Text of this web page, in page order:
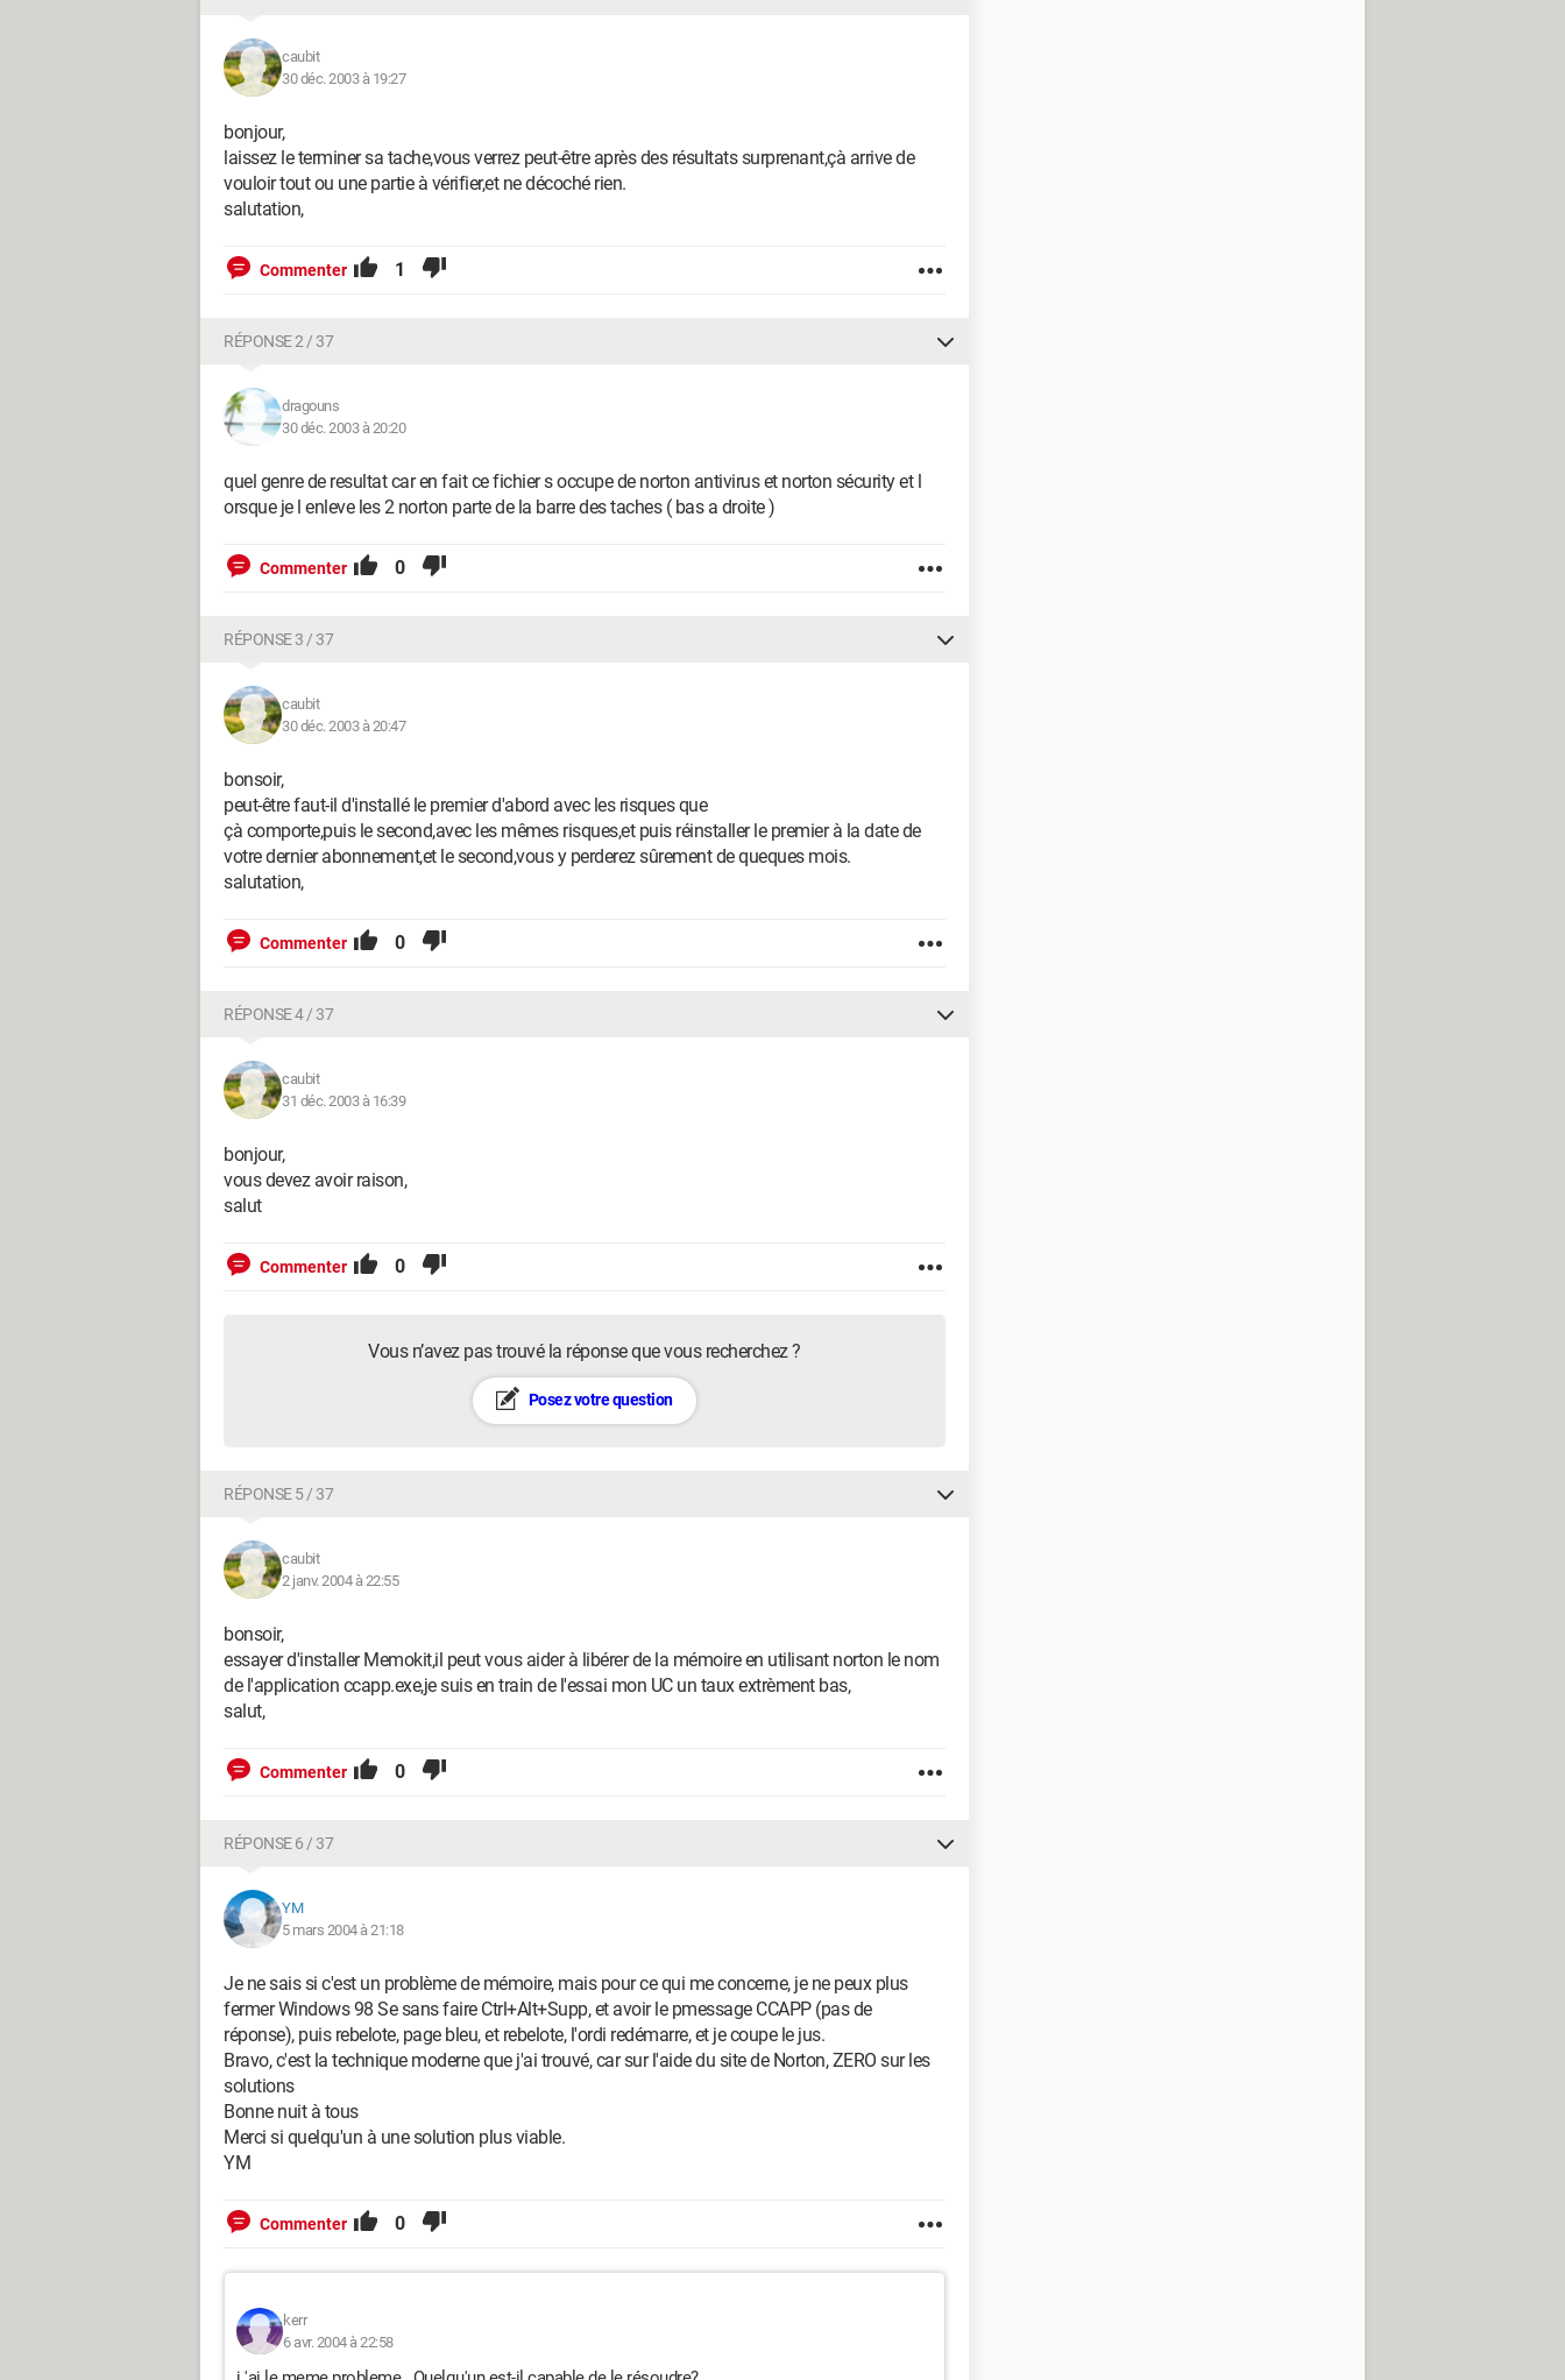
caubit
30 déc. 2003 à 19:27
bonjour,
laissez le terminer sa tache,vous verrez peut-être après des résultats surprenant,çà arrive de
vouloir tout ou une partie à vérifier,et ne décoché rien.
salutation,
Commenter 1
RÉPONSE 2 / 37
dragouns
30 déc. 2003 à 20:20
quel genre de resultat car en fait ce fichier s occupe de norton antivirus et norton sécurity et l
orsque je l enleve les 2 norton parte de la barre des taches ( bas a droite )
Commenter 0
RÉPONSE 3 / 37
caubit
30 déc. 2003 à 20:47
bonsoir,
peut-être faut-il d'installé le premier d'abord avec les risques que
çà comporte,puis le second,avec les mêmes risques,et puis réinstaller le premier à la date de
votre dernier abonnement,et le second,vous y perderez sûrement de queques mois.
salutation,
Commenter 0
RÉPONSE 4 / 37
caubit
31 déc. 2003 à 16:39
bonjour,
vous devez avoir raison,
salut
Commenter 0
Vous n’avez pas trouvé la réponse que vous recherchez ?
Posez votre question
RÉPONSE 5 / 37
caubit
2 janv. 2004 à 22:55
bonsoir,
essayer d'installer Memokit,il peut vous aider à libérer de la mémoire en utilisant norton le nom
de l'application ccapp.exe,je suis en train de l'essai mon UC un taux extrèment bas,
salut,
Commenter 0
RÉPONSE 6 / 37
YM
5 mars 2004 à 21:18
Je ne sais si c'est un problème de mémoire, mais pour ce qui me concerne, je ne peux plus
fermer Windows 98 Se sans faire Ctrl+Alt+Supp, et avoir le pmessage CCAPP (pas de
réponse), puis rebelote, page bleu, et rebelote, l'ordi redémarre, et je coupe le jus.
Bravo, c'est la technique moderne que j'ai trouvé, car sur l'aide du site de Norton, ZERO sur les
solutions
Bonne nuit à tous
Merci si quelqu'un à une solution plus viable.
YM
Commenter 0
kerr
6 avr. 2004 à 22:58